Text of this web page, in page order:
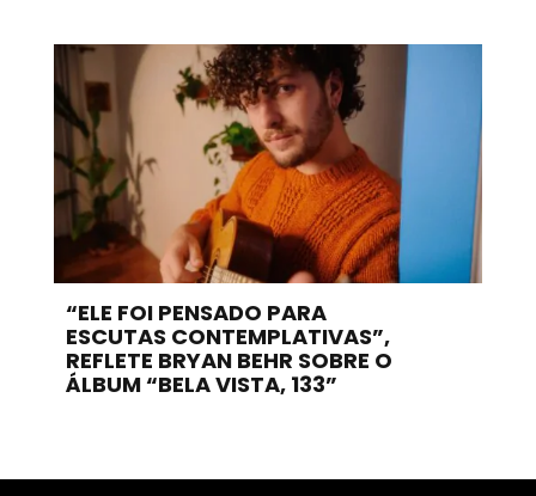
“ELE FOI PENSADO PARA
ESCUTAS CONTEMPLATIVAS”,
REFLETE BRYAN BEHR SOBRE O
ÁLBUM “BELA VISTA, 133”